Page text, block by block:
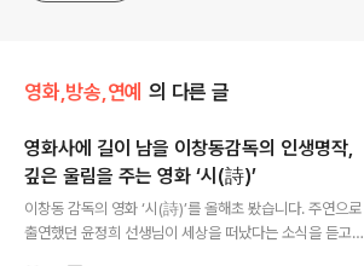
영화,방송,연예 의 다른 글
영화사에 길이 남을 이창동감독의 인생명작,
깊은 울림을 주는 영화 ‘시(詩)’
이창동 감독의 영화 ‘시(詩)’를 올해초 봤습니다. 주연으로
출연했던 윤정희 선생님이 세상을 떠났다는 소식을 듣고서